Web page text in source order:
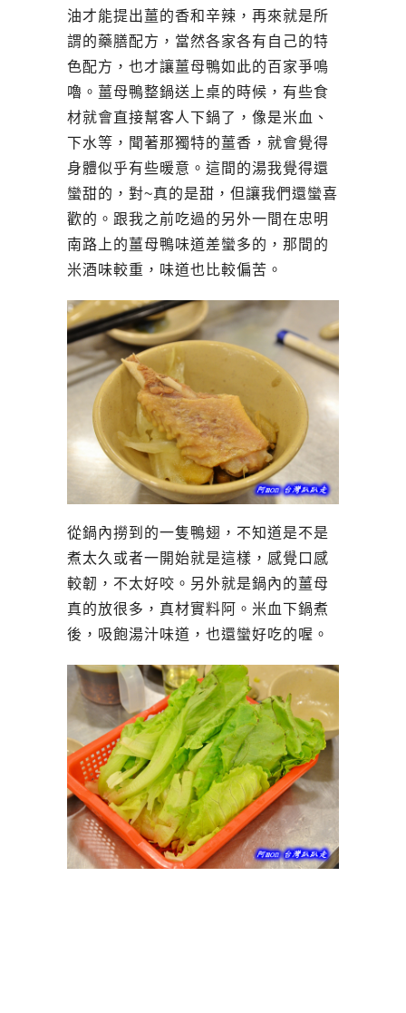
油才能提出薑的香和辛辣，再來就是所
謂的藥膳配方，當然各家各有自己的特
色配方，也才讓薑母鴨如此的百家爭鳴
嚕。薑母鴨整鍋送上桌的時候，有些食
材就會直接幫客人下鍋了，像是米血、
下水等，聞著那獨特的薑香，就會覺得
身體似乎有些暖意。這間的湯我覺得還
蠻甜的，對~真的是甜，但讓我們還蠻喜
歡的。跟我之前吃過的另外一間在忠明
南路上的薑母鴨味道差蠻多的，那間的
米酒味較重，味道也比較偏苦。
從鍋內撈到的一隻鴨翅，不知道是不是
煮太久或者一開始就是這樣，感覺口感
較韌，不太好咬。另外就是鍋內的薑母
真的放很多，真材實料阿。米血下鍋煮
後，吸飽湯汁味道，也還蠻好吃的喔。